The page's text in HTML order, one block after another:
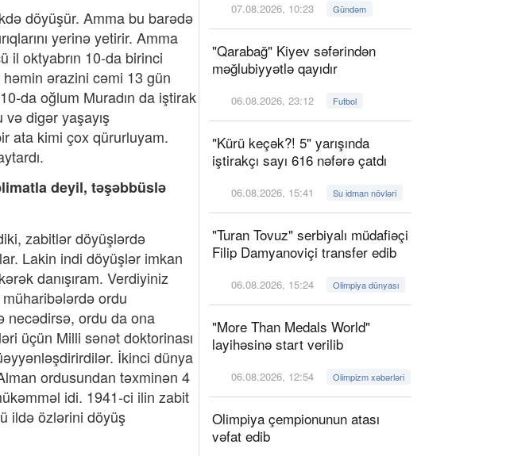
döyüşür. Amma bu barədə
yerinə yetirir. Amma
il oktyabrın 10-da birinci
ərazini cəmi 13 gün
da oğlum Muradın da iştirak
digər yaşayış
ata kimi çox qürurluyam.
deyil, təşəbbüslə
zabitlər döyüşlərdə
Lakin indi döyüşlər imkan
danışıram. Verdiyiniz
ordu
necədirsə, ordu da ona
üçün Milli sənət doktorinası
İkinci dünya
ordusundan təxminən 4
idi. 1941-ci ilin zabit
ildə özlərini döyüş
07.08.2026, 10:23 Gündəm
"Qarabağ" Kiyev səfərindən
məğlubiyyətlə qayıdır
06.08.2026, 23:12 Futbol
"Kürü keçək?! 5" yarışında
iştirakçı sayı 616 nəfərə çatdı
06.08.2026, 15:41 Su idman növləri
"Turan Tovuz" serbiyalı müdafiəçi
Filip Damyanoviçi transfer edib
06.08.2026, 15:24 Olimpiya dünyası
"More Than Medals World"
layihəsinə start verilib
06.08.2026, 12:54 Olimpizm xəbərləri
Olimpiya çempionunun atası
vəfat edib